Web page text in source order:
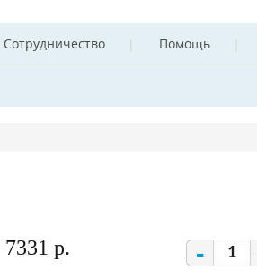
Сотрудничество Помощь
7331 р. -